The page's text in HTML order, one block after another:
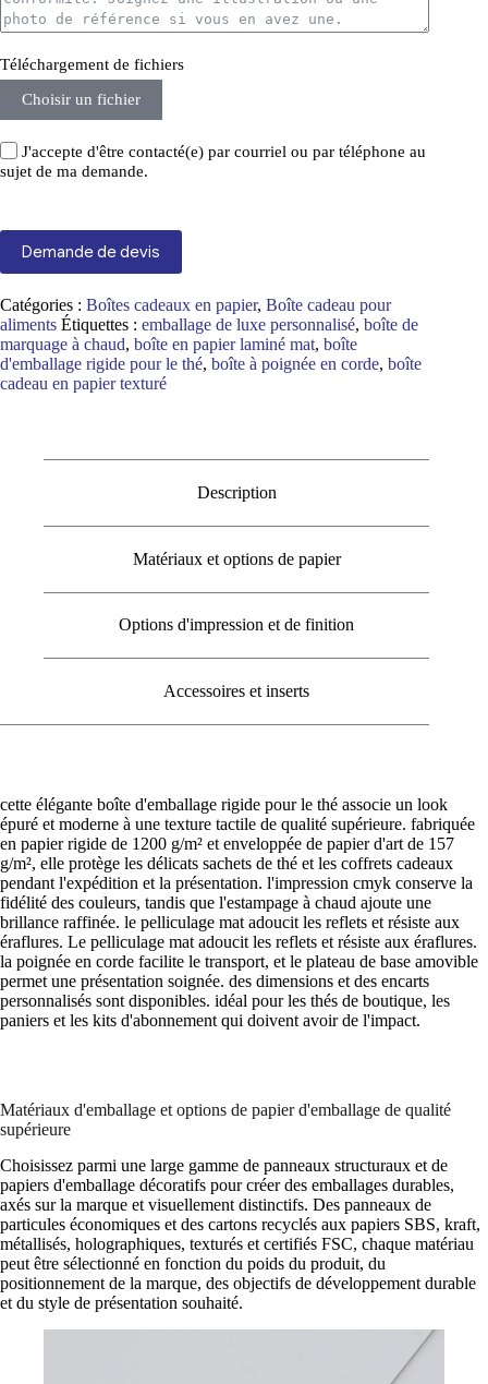
Téléchargement de fichiers
Choisir un fichier
J'accepte d'être contacté(e) par courriel ou par téléphone au
sujet de ma demande.
Demande de devis
Catégories : Boîtes cadeaux en papier, Boîte cadeau pour
aliments Étiquettes : emballage de luxe personnalisé, boîte de
marquage à chaud, boîte en papier laminé mat, boîte
d'emballage rigide pour le thé, boîte à poignée en corde, boîte
cadeau en papier texturé
Description
Matériaux et options de papier
Options d'impression et de finition
Accessoires et inserts
cette élégante boîte d'emballage rigide pour le thé associe un look
épuré et moderne à une texture tactile de qualité supérieure. fabriquée
en papier rigide de 1200 g/m² et enveloppée de papier d'art de 157
g/m², elle protège les délicats sachets de thé et les coffrets cadeaux
pendant l'expédition et la présentation. l'impression cmyk conserve la
fidélité des couleurs, tandis que l'estampage à chaud ajoute une
brillance raffinée. le pelliculage mat adoucit les reflets et résiste aux
éraflures. Le pelliculage mat adoucit les reflets et résiste aux éraflures.
la poignée en corde facilite le transport, et le plateau de base amovible
permet une présentation soignée. des dimensions et des encarts
personnalisés sont disponibles. idéal pour les thés de boutique, les
paniers et les kits d'abonnement qui doivent avoir de l'impact.
Matériaux d'emballage et options de papier d'emballage de qualité
supérieure
Choisissez parmi une large gamme de panneaux structuraux et de
papiers d'emballage décoratifs pour créer des emballages durables,
axés sur la marque et visuellement distinctifs. Des panneaux de
particules économiques et des cartons recyclés aux papiers SBS, kraft,
métallisés, holographiques, texturés et certifiés FSC, chaque matériau
peut être sélectionné en fonction du poids du produit, du
positionnement de la marque, des objectifs de développement durable
et du style de présentation souhaité.